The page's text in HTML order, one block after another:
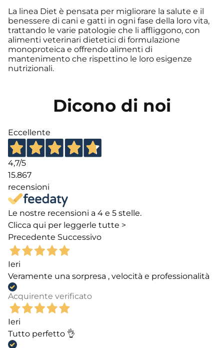
La linea Diet è pensata per migliorare la salute e il
benessere di cani e gatti in ogni fase della loro vita,
trattando le varie patologie che li affliggono, con
alimenti veterinari dietetici di formulazione
monoproteica e offrendo alimenti di
mantenimento che rispettino le loro esigenze
nutrizionali.
Dicono di noi
Eccellente
4,7/5
15.867
recensioni
Le nostre recensioni a 4 e 5 stelle.
Clicca qui per leggerle tutte >
Precedente Successivo
Ieri
Veramente una sorpresa , velocità e professionalità
Acquirente verificato
Ieri
Tutto perfetto 👌